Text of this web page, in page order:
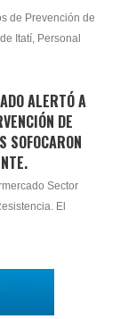
de Prevención de
Itatí, Personal
ALERTÓ A
DE
SOFOCARON
Sector
El